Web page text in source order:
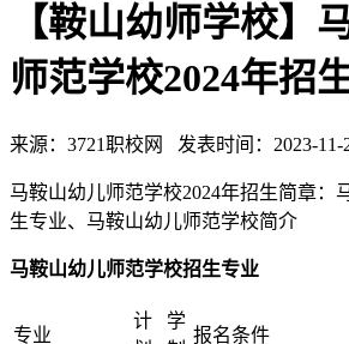
【鞍山幼师学校】
师范学校2024年招
来源：3721职校网 发表时间：2023-11-
马鞍山幼儿师范学校2024年招生简章：
生专业、马鞍山幼儿师范学校简介
马鞍山幼儿师范学校招生专业
专业
计
学
报名条件